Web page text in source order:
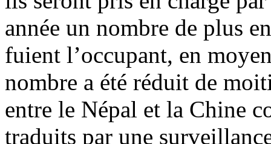
année un nombre de plus
fuient l’occupant, en
nombre a été réduit de
entre le Népal et la Chine
traduits par une